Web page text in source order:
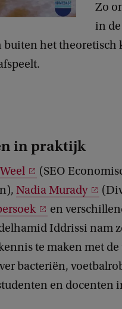
Zo
in
het theoretisch
in praktijk
(SEO
Nadia Murady
en
Iddrissi nam
te maken met
bacteriën,
en docenten